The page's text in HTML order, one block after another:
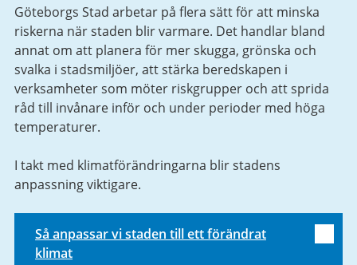
Göteborgs Stad arbetar på flera sätt för att minska
riskerna när staden blir varmare. Det handlar bland
annat om att planera för mer skugga, grönska och
svalka i stadsmiljöer, att stärka beredskapen i
verksamheter som möter riskgrupper och att sprida
råd till invånare inför och under perioder med höga
temperaturer.
I takt med klimatförändringarna blir stadens
anpassning viktigare.
Så anpassar vi staden till ett förändrat
klimat